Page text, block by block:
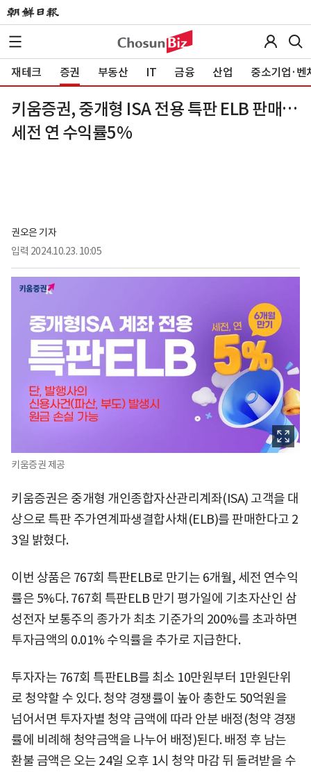
재테크 증권 부동산 IT 금융 산업 중소기업·벤
키움증권, 중개형 ISA 전용 특판 ELB 판매…
세전 연 수익률5%
권오은 기자
입력 2024.10.23. 10:05
키움증권 제공
키움증권은 중개형 개인종합자산관리계좌(ISA) 고객을 대
상으로 특판 주가연계파생결합사채(ELB)를 판매한다고 2
3일 밝혔다.
이번 상품은 767회 특판ELB로 만기는 6개월, 세전 연수익
률은 5%다. 767회 특판ELB 만기 평가일에 기초자산인 삼
성전자 보통주의 종가가 최초 기준가의 200%를 초과하면
투자금액의 0.01% 수익률을 추가로 지급한다.
투자자는 767회 특판ELB를 최소 10만원부터 1만원단위
로 청약할 수 있다. 청약 경쟁률이 높아 총한도 50억원을
넘어서면 투자자별 청약 금액에 따라 안분 배정(청약 경쟁
률에 비례해 청약금액을 나누어 배정)된다. 배정 후 남는
환불 금액은 오는 24일 오후 1시 청약 마감 뒤 돌려받을 수